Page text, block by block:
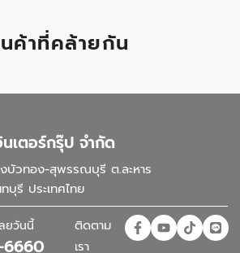
ค้าที่คล้ายกัน
เตอร์กรุ๊ป จำกัด
บัวทอง-สุพรรณบุรี ต.ละหาร
บุรี ประเทศไทย
ลยวันนี้
ติดตาม
เรา